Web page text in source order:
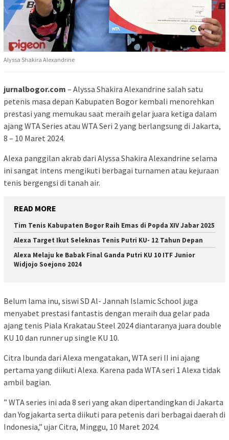
Alyssa Shakira Alexandrine
jurnalbogor.com – Alyssa Shakira Alexandrine salah satu
petenis masa depan Kabupaten Bogor kembali menorehkan
prestasi yang memukau saat meraih gelar juara ketiga dalam
ajang WTA Series atau WTA Seri 2 yang berlangsung di Jakarta,
8 – 10 Maret 2024.
Alexa panggilan akrab dari Alyssa Shakira Alexandrine selama
ini sangat intens mengikuti berbagai turnamen atau kejuraan
tenis bergengsi di tanah air.
READ MORE
Tim Tenis Kabupaten Bogor Raih Emas di Popda XIV Jabar 2025
Alexa Target Ikut Seleknas Tenis Putri KU- 12 Tahun Depan
Alexa Melaju ke Babak Final Ganda Putri KU 10 ITF Junior
Widjojo Soejono 2024
Belum lama inu, siswi SD Al- Jannah Islamic School juga
menyabet prestasi fantastis dengan meraih dua gelar pada
ajang tenis Piala Krakatau Steel 2024 diantaranya juara double
KU 10 dan runner up single KU 10.
Citra Ibunda dari Alexa mengatakan, WTA seri II ini ajang
pertama yang diikuti Alexa. Karena pada WTA seri 1 Alexa tidak
ambil bagian.
” WTA series ini ada 8 seri yang akan dipertandingkan di Jakarta
dan Yogjakarta serta diikuti para petenis dari berbagai daerah di
Indonesia,” ujar Citra, Minggu, 10 Maret 2024.